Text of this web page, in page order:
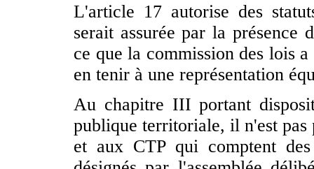
L'article 17 autorise des
serait assurée par la présence
ce que la commission des lois
en tenir à une représentation
Au chapitre III portant
publique territoriale, il n'est
et aux CTP qui comptent